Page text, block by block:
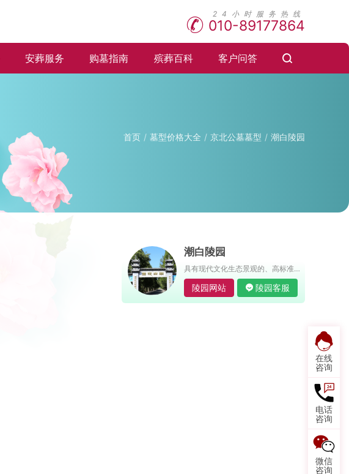
010-89177864
安葬服务 购墓指南 殡葬百科 客户问答
在线
咨询
电话
咨询
微信
咨询
首页 墓型价格大全 京北公墓墓型 潮白陵园
潮白陵园
具有现代文化生态景观的、高标准的殡葬单位
陵园网站 陵园客服